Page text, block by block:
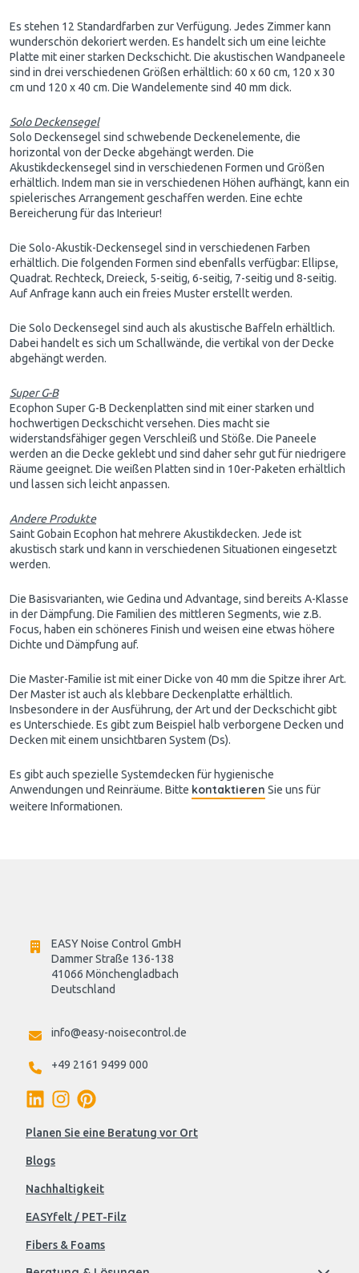
Es stehen 12 Standardfarben zur Verfügung. Jedes Zimmer kann
wunderschön dekoriert werden. Es handelt sich um eine leichte
Platte mit einer starken Deckschicht. Die akustischen Wandpaneele
sind in drei verschiedenen Größen erhältlich: 60 x 60 cm, 120 x 30
cm und 120 x 40 cm. Die Wandelemente sind 40 mm dick.
Solo Deckensegel
Solo Deckensegel sind schwebende Deckenelemente, die
horizontal von der Decke abgehängt werden. Die
Akustikdeckensegel sind in verschiedenen Formen und Größen
erhältlich. Indem man sie in verschiedenen Höhen aufhängt, kann ein
spielerisches Arrangement geschaffen werden. Eine echte
Bereicherung für das Interieur!
Die Solo-Akustik-Deckensegel sind in verschiedenen Farben
erhältlich. Die folgenden Formen sind ebenfalls verfügbar: Ellipse,
Quadrat. Rechteck, Dreieck, 5-seitig, 6-seitig, 7-seitig und 8-seitig.
Auf Anfrage kann auch ein freies Muster erstellt werden.
Die Solo Deckensegel sind auch als akustische Baffeln erhältlich.
Dabei handelt es sich um Schallwände, die vertikal von der Decke
abgehängt werden.
Super G-B
Ecophon Super G-B Deckenplatten sind mit einer starken und
hochwertigen Deckschicht versehen. Dies macht sie
widerstandsfähiger gegen Verschleiß und Stöße. Die Paneele
werden an die Decke geklebt und sind daher sehr gut für niedrigere
Räume geeignet. Die weißen Platten sind in 10er-Paketen erhältlich
und lassen sich leicht anpassen.
Andere Produkte
Saint Gobain Ecophon hat mehrere Akustikdecken. Jede ist
akustisch stark und kann in verschiedenen Situationen eingesetzt
werden.
Die Basisvarianten, wie Gedina und Advantage, sind bereits A-Klasse
in der Dämpfung. Die Familien des mittleren Segments, wie z.B.
Focus, haben ein schöneres Finish und weisen eine etwas höhere
Dichte und Dämpfung auf.
Die Master-Familie ist mit einer Dicke von 40 mm die Spitze ihrer Art.
Der Master ist auch als klebbare Deckenplatte erhältlich.
Insbesondere in der Ausführung, der Art und der Deckschicht gibt
es Unterschiede. Es gibt zum Beispiel halb verborgene Decken und
Decken mit einem unsichtbaren System (Ds).
Es gibt auch spezielle Systemdecken für hygienische
Anwendungen und Reinräume. Bitte kontaktieren Sie uns für
weitere Informationen.
EASY Noise Control GmbH
Dammer Straße 136-138
41066 Mönchengladbach
Deutschland
info@easy-noisecontrol.de
+49 2161 9499 000
Planen Sie eine Beratung vor Ort
Blogs
Nachhaltigkeit
EASYfelt / PET-Filz
Fibers & Foams